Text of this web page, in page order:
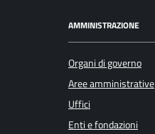
AMMINISTRAZIONE
Organi di governo
Aree amministrative
Uffici
Enti e fondazioni